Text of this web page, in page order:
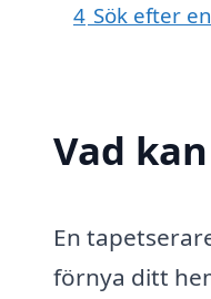
4 Sök efter
Vad
En
förnya ditt